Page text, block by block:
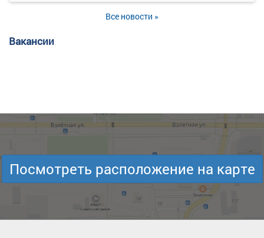
Все новости »
Вакансии
Посмотреть расположение на карте